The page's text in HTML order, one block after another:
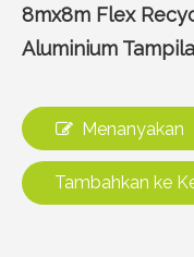
8mx8m Flex
Aluminium
Menanyakan
Tambahkan ke